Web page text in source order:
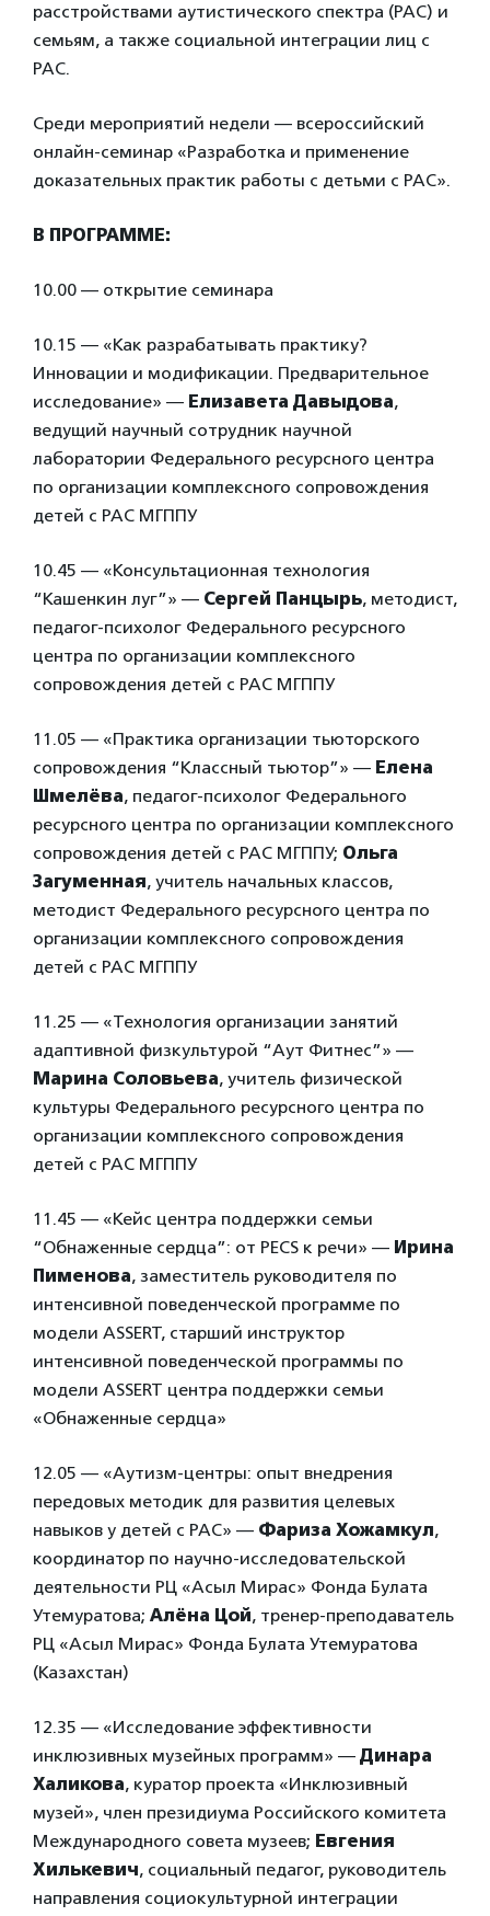
расстройствами аутистического спектра (РАС) и
семьям, а также социальной интеграции лиц с
РАС.
Среди мероприятий недели — всероссийский
онлайн-семинар «Разработка и применение
доказательных практик работы с детьми с РАС».
В ПРОГРАММЕ:
10.00 — открытие семинара
10.15 — «Как разрабатывать практику?
Инновации и модификации. Предварительное
исследование» — Елизавета Давыдова,
ведущий научный сотрудник научной
лаборатории Федерального ресурсного центра
по организации комплексного сопровождения
детей с РАС МГППУ
10.45 — «Консультационная технология
“Кашенкин луг”» — Сергей Панцырь, методист,
педагог-психолог Федерального ресурсного
центра по организации комплексного
сопровождения детей с РАС МГППУ
11.05 — «Практика организации тьюторского
сопровождения “Классный тьютор”» — Елена
Шмелёва, педагог-психолог Федерального
ресурсного центра по организации комплексного
сопровождения детей с РАС МГППУ; Ольга
Загуменная, учитель начальных классов,
методист Федерального ресурсного центра по
организации комплексного сопровождения
детей с РАС МГППУ
11.25 — «Технология организации занятий
адаптивной физкультурой “Аут Фитнес”» —
Марина Соловьева, учитель физической
культуры Федерального ресурсного центра по
организации комплексного сопровождения
детей с РАС МГППУ
11.45 — «Кейс центра поддержки семьи
“Обнаженные сердца”: от PECS к речи» — Ирина
Пименова, заместитель руководителя по
интенсивной поведенческой программе по
модели ASSERT, старший инструктор
интенсивной поведенческой программы по
модели ASSERT центра поддержки семьи
«Обнаженные сердца»
12.05 — «Аутизм-центры: опыт внедрения
передовых методик для развития целевых
навыков у детей с РАС» — Фариза Хожамкул,
координатор по научно-исследовательской
деятельности РЦ «Асыл Мирас» Фонда Булата
Утемуратова; Алёна Цой, тренер-преподаватель
РЦ «Асыл Мирас» Фонда Булата Утемуратова
(Казахстан)
12.35 — «Исследование эффективности
инклюзивных музейных программ» — Динара
Халикова, куратор проекта «Инклюзивный
музей», член президиума Российского комитета
Международного совета музеев; Евгения
Хилькевич, социальный педагог, руководитель
направления социокультурной интеграции